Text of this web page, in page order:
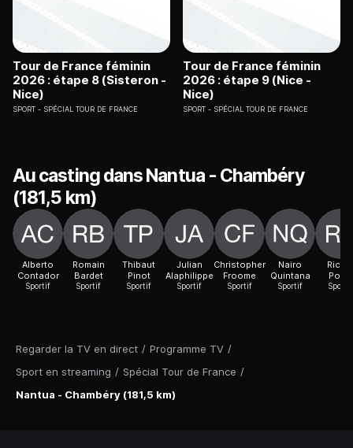
Regarder la TV en direct / Programme TV /
Sport en streaming / Spécial Tour de France /
Nantua - Chambéry (181,5 km)
Tour de France féminin
2026 : étape 8 (Sisteron -
Nice)
SPORT SPÉCIAL TOUR DE FRANCE
Tour de France féminin
2026 : étape 9 (Nice -
Nice)
SPORT SPÉCIAL TOUR DE FRANCE
Au casting dans Nantua - Chambéry
(181,5 km)
Alberto
Contador
Sportif
Romain
Bardet
Sportif
Thibaut
Pinot
Sportif
Julian
Alaphilippe
Sportif
Christopher
Froome
Sportif
Nairo
Quintana
Sportif
Richie
Porte
Sportif